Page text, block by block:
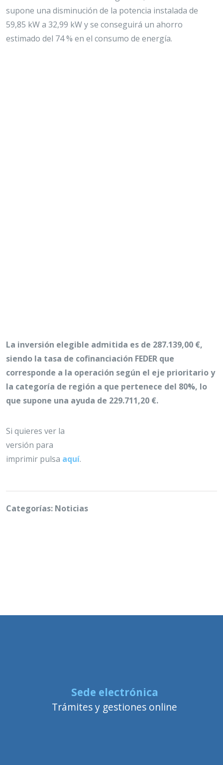
supone una disminución de la potencia instalada de
59,85 kW a 32,99 kW y se conseguirá un ahorro
estimado del 74 % en el consumo de energía.
La inversión elegible admitida es de 287.139,00 €,
siendo la tasa de cofinanciación FEDER que
corresponde a la operación según el eje prioritario y
la categoría de región a que pertenece del 80%, lo
que supone una ayuda de 229.711,20 €.
Si quieres ver la
versión para
imprimir pulsa aquí.
Categorías: Noticias
Sede electrónica
Trámites y gestiones online